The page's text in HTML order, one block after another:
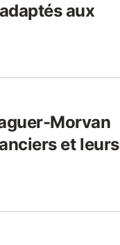
aux
Morvan
et leurs